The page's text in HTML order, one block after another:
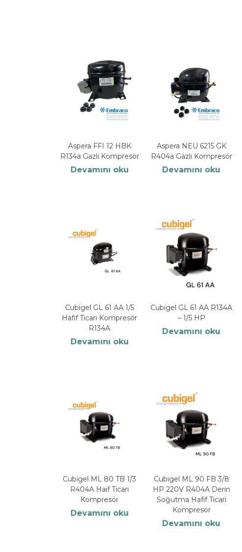
Aspera FFI 12 HBK
R134a Gazlı Kompresör
Devamını oku
Aspera NEU 6215 GK
R404a Gazlı Kompresör
Devamını oku
Cubigel GL 61 AA 1/5
Hafif Ticari Kompresör
R134A
Devamını oku
Cubigel GL 61 AA R134A
– 1/5 HP
Devamını oku
Cubigel ML 80 TB 1/3
R404A Haif Ticari
Kompresör
Devamını oku
Cubigel ML 90 FB 3/8
HP 220V R404A Derin
Soğutma Hafif Ticari
Kompresör
Devamını oku